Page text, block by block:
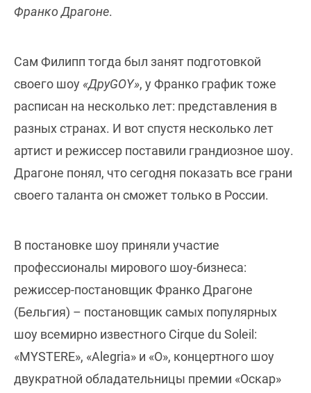
Франко Драгоне.
Сам Филипп тогда был занят подготовкой
своего шоу «ДруGOY», у Франко график тоже
расписан на несколько лет: представления в
разных странах. И вот спустя несколько лет
артист и режиссер поставили грандиозное шоу.
Драгоне понял, что сегодня показать все грани
своего таланта он сможет только в России.
В постановке шоу приняли участие
профессионалы мирового шоу-бизнеса:
режиссер-постановщик Франко Драгоне
(Бельгия) – постановщик самых популярных
шоу всемирно известного Cirque du Soleil:
«MYSTERE», «Alegria» и «O», концертного шоу
двукратной обладательницы премии «Оскар»